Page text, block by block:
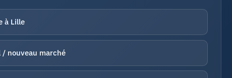
à Lille
nouveau marché